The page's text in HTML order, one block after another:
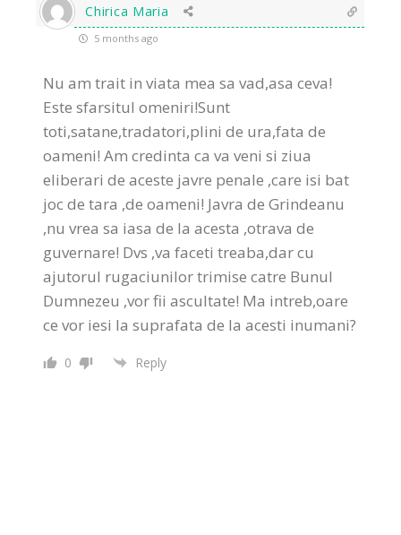
Chirica Maria
5 months ago
Nu am trait in viata mea sa vad,asa ceva!
Este sfarsitul omeniri!Sunt
toti,satane,tradatori,plini de ura,fata de
oameni! Am credinta ca va veni si ziua
eliberari de aceste javre penale ,care isi bat
joc de tara ,de oameni! Javra de Grindeanu
,nu vrea sa iasa de la acesta ,otrava de
guvernare! Dvs ,va faceti treaba,dar cu
ajutorul rugaciunilor trimise catre Bunul
Dumnezeu ,vor fii ascultate! Ma intreb,oare
ce vor iesi la suprafata de la acesti inumani?
0 Reply